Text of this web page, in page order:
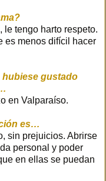
le tengo harto respeto.
es menos difícil hacer
hubiese gustado
en Valparaíso.
es…
sin prejuicios. Abrirse
personal y poder
en ellas se puedan